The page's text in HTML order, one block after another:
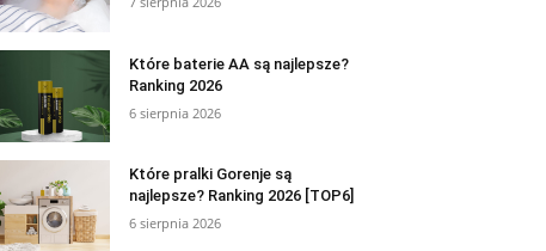
Które baterie AA są najlepsze?
Ranking 2026
6 sierpnia 2026
Które pralki Gorenje są
najlepsze? Ranking 2026 [TOP6]
6 sierpnia 2026